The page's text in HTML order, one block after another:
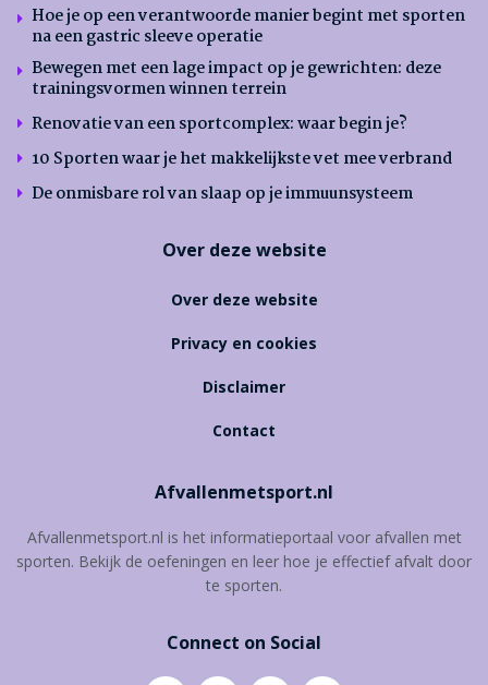
Hoe je op een verantwoorde manier begint met sporten
na een gastric sleeve operatie
Bewegen met een lage impact op je gewrichten: deze
trainingsvormen winnen terrein
Renovatie van een sportcomplex: waar begin je?
10 Sporten waar je het makkelijkste vet mee verbrand
De onmisbare rol van slaap op je immuunsysteem
Over deze website
Over deze website
Privacy en cookies
Disclaimer
Contact
Afvallenmetsport.nl
Afvallenmetsport.nl is het informatieportaal voor afvallen met
sporten. Bekijk de oefeningen en leer hoe je effectief afvalt door
te sporten.
Connect on Social